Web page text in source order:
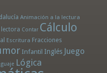
Animación a la lectura
Contar Cálculo
Escritura Fracciones
Infantil Inglés Juego
Lógica